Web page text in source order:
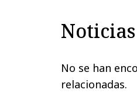
No se han
relacionadas.